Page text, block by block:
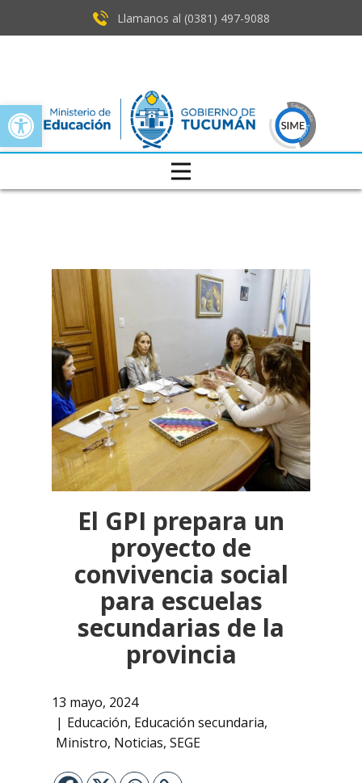
Open toolbar
Llamanos al (0381) ​497-9088
El GPI prepara un
proyecto de
convivencia social
para escuelas
secundarias de la
provincia
13 mayo, 2024
Educación, Educación secundaria,
Ministro, Noticias, SEGE